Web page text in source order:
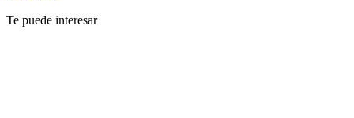
Te puede interesar